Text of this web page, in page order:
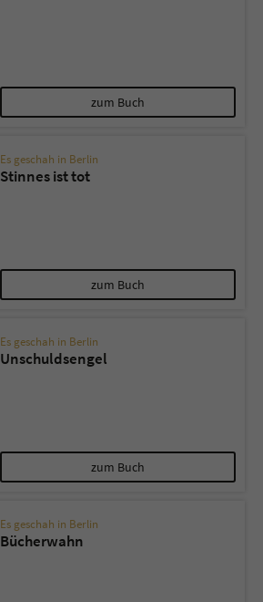
zum Buch
Es geschah in Berlin
Stinnes ist tot
zum Buch
Es geschah in Berlin
Unschuldsengel
zum Buch
Es geschah in Berlin
Bücherwahn